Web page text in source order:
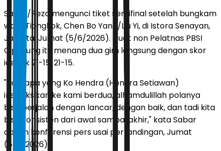
Sabar/Reza mengunci tiket semifinal setelah bungkam
wakil Tiongkok, Chen Bo Yang/Liu Yi, di Istora Senayan,
Jakarta, Jumat (5/6/2026). Duet non Pelatnas PBSI
Cipayung itu menang dua gim langsung dengan skor
identik 21-15, 21-15.
"Tadi apa yang Ko Hendra (Hendra Setiawan)
instruksikan ke kami berdua, alhamdulillah polanya
bisa berjalan dengan lancar, dengan baik, dan tadi kita
bisa konsisten dari awal sampai akhir," kata Sabar
dalam konferensi pers usai pertandingan, Jumat
(5/6/2026).